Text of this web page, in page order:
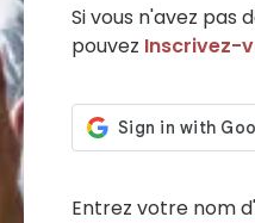
Si vous n'avez pas
pouvez Inscrivez-
Entrez votre nom